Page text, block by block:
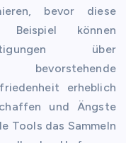
bevor diese
Beispiel können
über
bevorstehende
erheblich
und Ängste
Tools das Sammeln